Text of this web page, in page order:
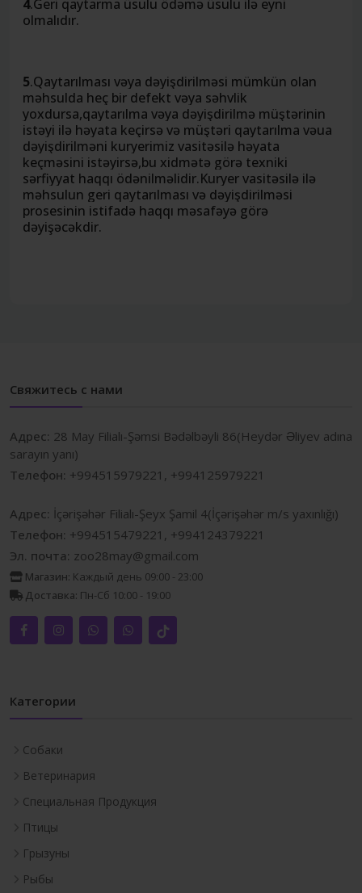
4.Geri qaytarma üsulu ödəmə üsulu ilə eyni
olmalıdır.
5.Qaytarılması vəya dəyişdirilməsi mümkün olan
məhsulda heç bir defekt vəya səhvlik
yoxdursa,qaytarılma vəya dəyişdirilmə müştərinin
istəyi ilə həyata keçirsə və müştəri qaytarılma vəua
dəyişdirilməni kuryerimiz vasitəsilə həyata
keçməsini istəyirsə,bu xidmətə görə texniki
sərfiyyat haqqı ödənilməlidir.Kuryer vasitəsilə ilə
məhsulun geri qaytarılması və dəyişdirilməsi
prosesinin istifadə haqqı məsafəyə görə
dəyişəcəkdir.
Свяжитесь с нами
Адрес: 28 May Filialı-Şəmsi Bədəlbəyli 86(Heydər Əliyev adına
sarayın yanı)
Телефон: +994515979221, +994125979221
Адрес: İçərişəhər Filialı-Şeyx Şamil 4(İçərişəhər m/s yaxınlığı)
Телефон: +994515479221, +994124379221
Эл. почта: zoo28may@gmail.com
Магазин: Каждый день 09:00 - 23:00
Доставка: Пн-Сб 10:00 - 19:00
Категории
Собаки
Ветеринария
Специальная Продукция
Птицы
Грызуны
Рыбы